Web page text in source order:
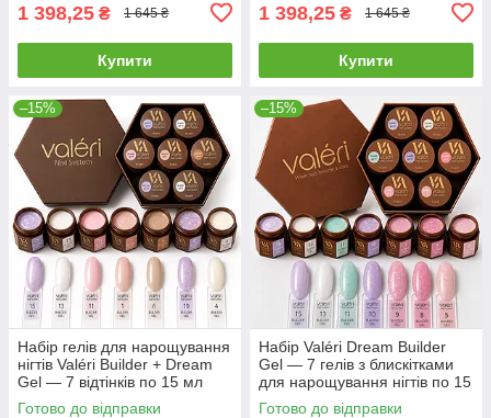
1 398,25 ₴ 1 645 ₴
Купити
1 398,25 ₴ 1 645 ₴
Купити
–15%
Набір гелів для нарощування
нігтів Valéri Builder + Dream
Gel — 7 відтінків по 15 мл
Готово до відправки
–15%
Набір Valéri Dream Builder
Gel — 7 гелів з блискітками
для нарощування нігтів по 15
мл
Готово до відправки